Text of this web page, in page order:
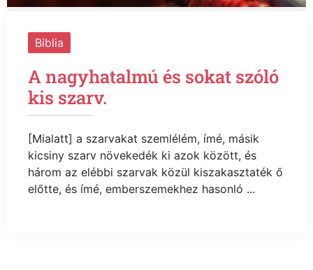
Biblia
A nagyhatalmú és sokat szóló
kis szarv.
[Mialatt] a szarvakat szemlélém, ímé, másik
kicsiny szarv növekedék ki azok között, és
három az elébbi szarvak közül kiszakasztaték ő
előtte, és ímé, emberszemekhez hasonló ...